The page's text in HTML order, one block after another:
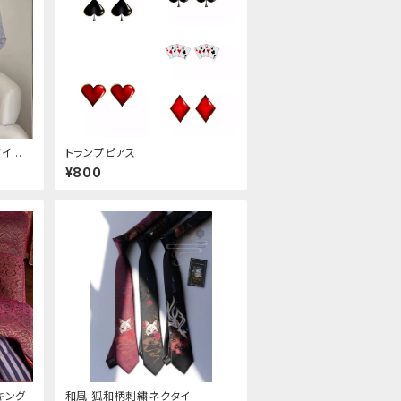
ル トランプピアス
¥800
ング 和風 狐和柄刺繍ネクタイ